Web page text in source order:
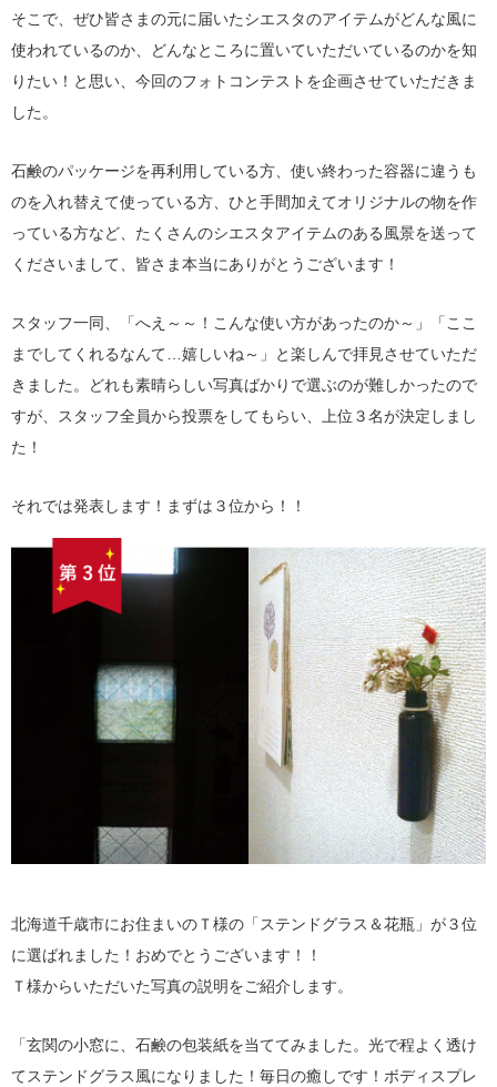
そこで、ぜひ皆さまの元に届いたシエスタのアイテムがどんな風に
使われているのか、どんなところに置いていただいているのかを知
りたい！と思い、今回のフォトコンテストを企画させていただきま
した。
石鹸のパッケージを再利用している方、使い終わった容器に違うも
のを入れ替えて使っている方、ひと手間加えてオリジナルの物を作
っている方など、たくさんのシエスタアイテムのある風景を送って
くださいまして、皆さま本当にありがとうございます！
スタッフ一同、「へえ～～！こんな使い方があったのか～」「ここ
までしてくれるなんて…嬉しいね～」と楽しんで拝見させていただ
きました。どれも素晴らしい写真ばかりで選ぶのが難しかったので
すが、スタッフ全員から投票をしてもらい、上位３名が決定しまし
た！
それでは発表します！まずは３位から！！
北海道千歳市にお住まいのＴ様の「ステンドグラス＆花瓶」が３位
に選ばれました！おめでとうございます！！
Ｔ様からいただいた写真の説明をご紹介します。
「玄関の小窓に、石鹸の包装紙を当ててみました。光で程よく透け
てステンドグラス風になりました！毎日の癒しです！ボディスプレ